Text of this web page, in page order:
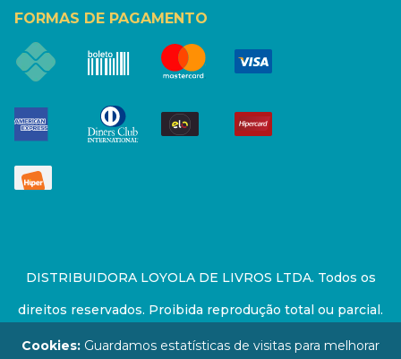
FORMAS DE PAGAMENTO
DISTRIBUIDORA LOYOLA DE LIVROS LTDA. Todos os
direitos reservados. Proibida reprodução total ou parcial.
Preços e estoque sujeito a alterações sem aviso prévio.
Cookies: Guardamos estatísticas de visitas para melhorar